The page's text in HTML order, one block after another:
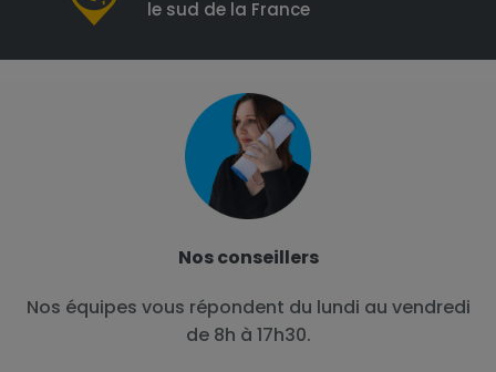
le sud de la France
Nos conseillers
Nos équipes vous répondent du lundi au vendredi
de 8h à 17h30.